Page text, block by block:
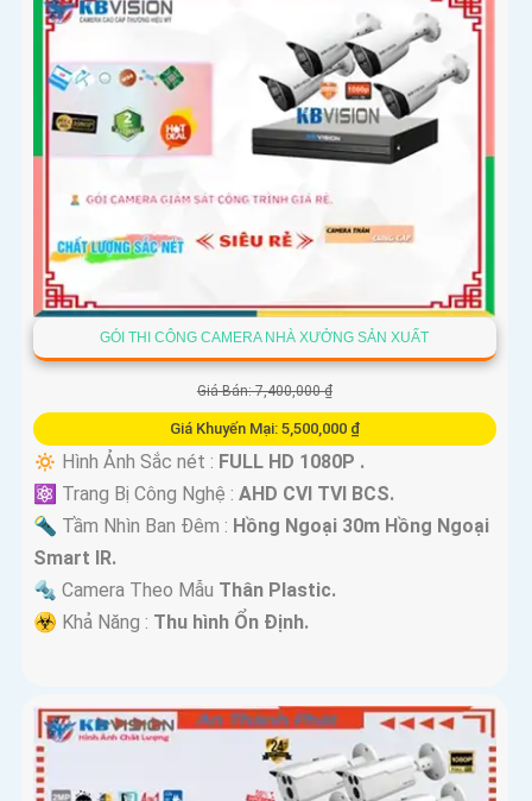
GÓI THI CÔNG CAMERA NHÀ XƯỞNG SẢN XUẤT
Giá Bán: 7,400,000 ₫
Giá Khuyến Mại: 5,500,000 ₫
🔅 Hình Ảnh Sắc nét : FULL HD 1080P .
⚛️ Trang Bị Công Nghệ : AHD CVI TVI BCS.
🔦 Tầm Nhìn Ban Đêm : Hồng Ngoại 30m Hồng Ngoại
Smart IR.
🔩 Camera Theo Mẫu Thân Plastic.
️☣️ Khả Năng : Thu hình Ổn Định.